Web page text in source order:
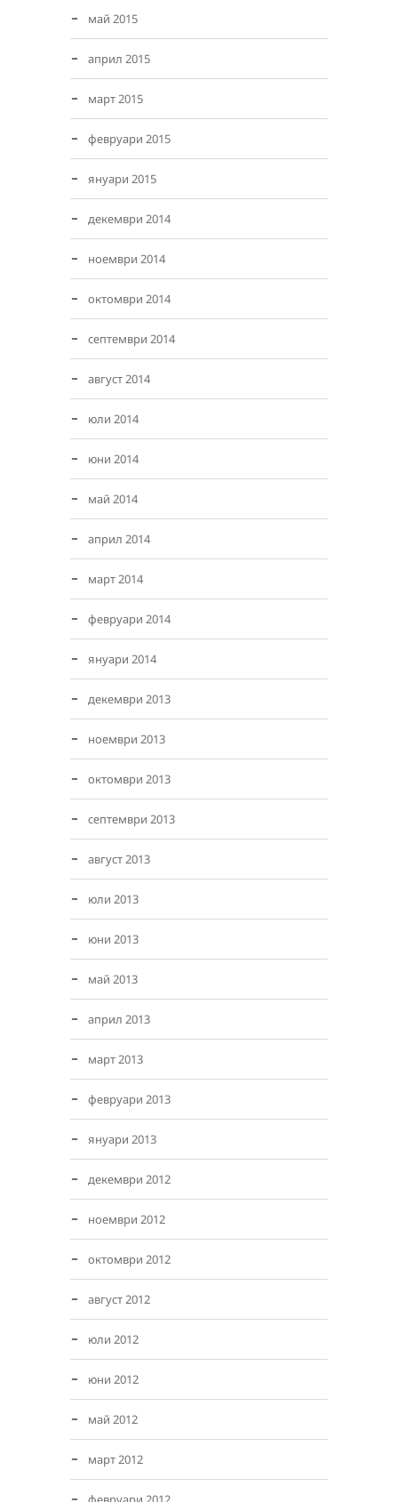
май 2015
април 2015
март 2015
февруари 2015
януари 2015
декември 2014
ноември 2014
октомври 2014
септември 2014
август 2014
юли 2014
юни 2014
май 2014
април 2014
март 2014
февруари 2014
януари 2014
декември 2013
ноември 2013
октомври 2013
септември 2013
август 2013
юли 2013
юни 2013
май 2013
април 2013
март 2013
февруари 2013
януари 2013
декември 2012
ноември 2012
октомври 2012
август 2012
юли 2012
юни 2012
май 2012
март 2012